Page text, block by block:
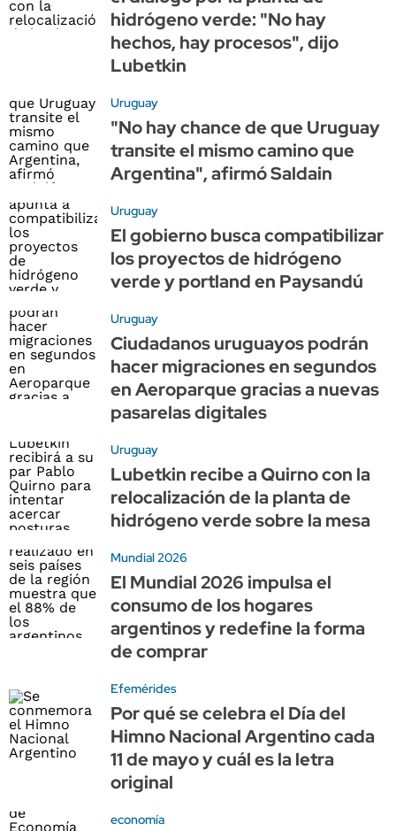
hidrógeno verde: "No hay
hechos, hay procesos", dijo
Lubetkin
Uruguay
"No hay chance de que Uruguay
transite el mismo camino que
Argentina", afirmó Saldain
Uruguay
El gobierno busca compatibilizar
los proyectos de hidrógeno
verde y portland en Paysandú
Uruguay
Ciudadanos uruguayos podrán
hacer migraciones en segundos
en Aeroparque gracias a nuevas
pasarelas digitales
Uruguay
Lubetkin recibe a Quirno con la
relocalización de la planta de
hidrógeno verde sobre la mesa
Mundial 2026
El Mundial 2026 impulsa el
consumo de los hogares
argentinos y redefine la forma
de comprar
Efemérides
Por qué se celebra el Día del
Himno Nacional Argentino cada
11 de mayo y cuál es la letra
original
economía